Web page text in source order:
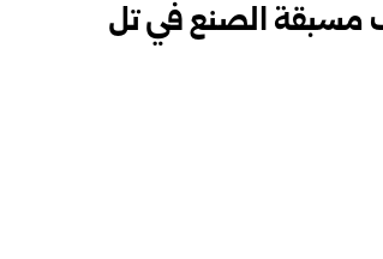
مسبقة الصنع في تل